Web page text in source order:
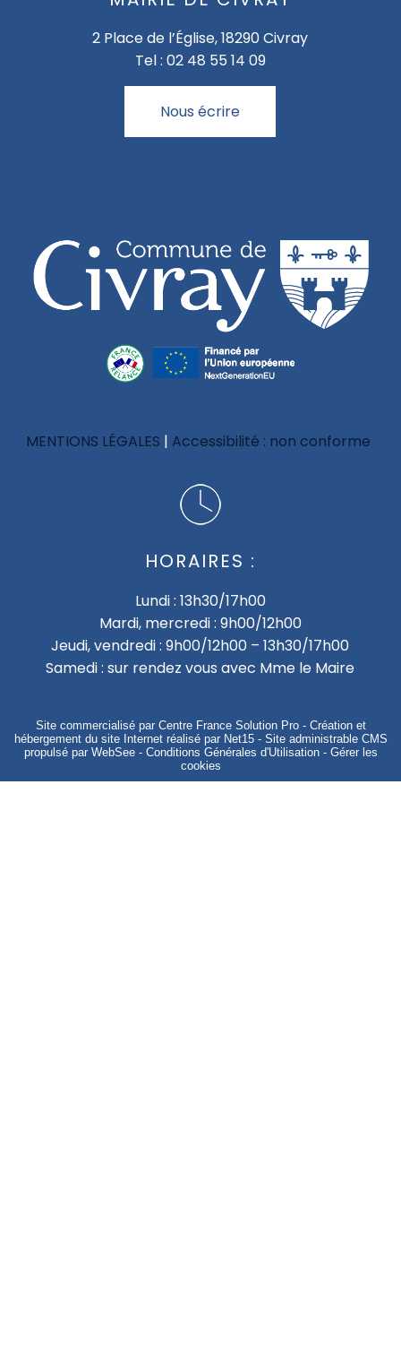
2 Place de l’Église, 18290 Civray
Tel : 02 48 55 14 09
Nous écrire
MENTIONS LÉGALES Accessibilité : non conforme
HORAIRES :
Lundi : 13h30/17h00
Mardi, mercredi : 9h00/12h00
Jeudi, vendredi : 9h00/12h00 – 13h30/17h00
Samedi : sur rendez vous avec Mme le Maire
Site commercialisé par Centre France Solution Pro- Création et
hébergement du site Internet réalisé par Net15- Site administrable CMS
propulsé par WebSee- Conditions Générales d'Utilisation- Gérer les
cookies